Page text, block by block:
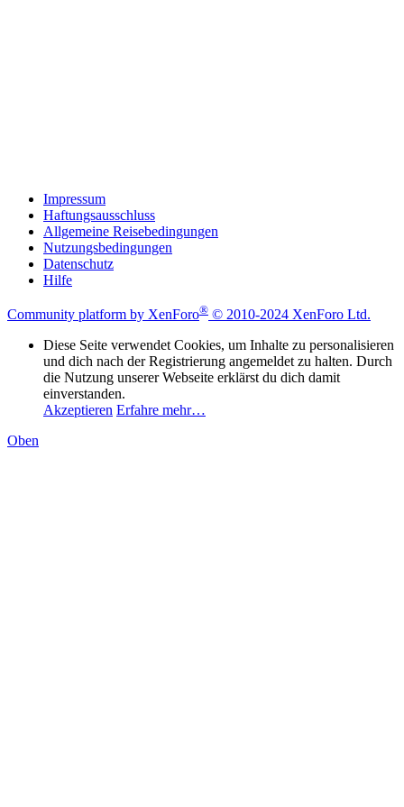
Impressum
Haftungsausschluss
Allgemeine Reisebedingungen
Nutzungsbedingungen
Datenschutz
Hilfe
Community platform by XenForo® © 2010-2024 XenForo Ltd.
Diese Seite verwendet Cookies, um Inhalte zu personalisieren
und dich nach der Registrierung angemeldet zu halten. Durch
die Nutzung unserer Webseite erklärst du dich damit
einverstanden.
Akzeptieren Erfahre mehr…
Oben